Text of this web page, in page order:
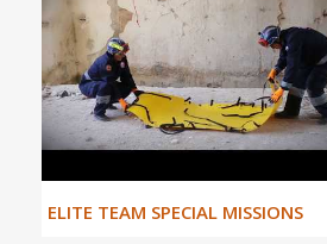
ΕLITE TEAM SPECIAL MISSIONS